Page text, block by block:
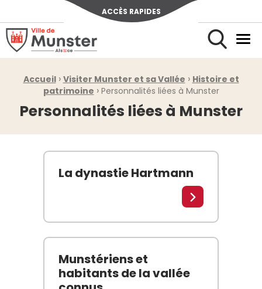
ACCÈS RAPIDES
Ville de Munster (Alsace) Située au cœur de l’Alsace et de
Rechercher
Fil d'Ariane :
Accueil › Visiter Munster et sa Vallée › Histoire et
patrimoine › Personnalités liées à Munster
Personnalités liées à Munster
La dynastie Hartmann
Les Hartmann ont régné sur la vallée de
Lire la suite
Munstériens et
habitants de la vallée